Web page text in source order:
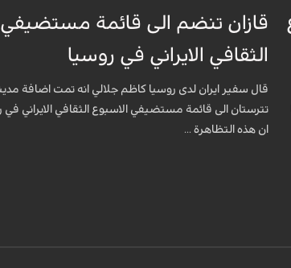
قازان تنضم الى قائمة مستضيفي
الثقافي الايراني في روسيا
قال سفير ايران لدى روسيا كاظم جلالي انه تمت اضافة
تترستان الى قائمة مستضيفي الاسبوع الثقافي الايراني
ان هذه التظاهرة ...